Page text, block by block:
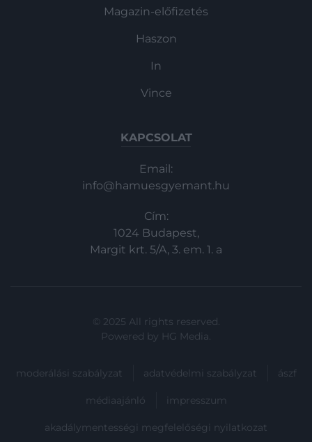
Magazin-előfizetés
Haszon
In
Vince
KAPCSOLAT
Email:
info@hamuesgyemant.hu
Cím:
1024 Budapest,
Margit krt. 5/A, 3. em. 1. a
© 2025 All rights reserved.
Powered by HG Media.
moderálási szabályzat adatvédelmi szabályzat ászf
médiaajánló impresszum
akadálymentességi megfelelőségi nyilatkozat